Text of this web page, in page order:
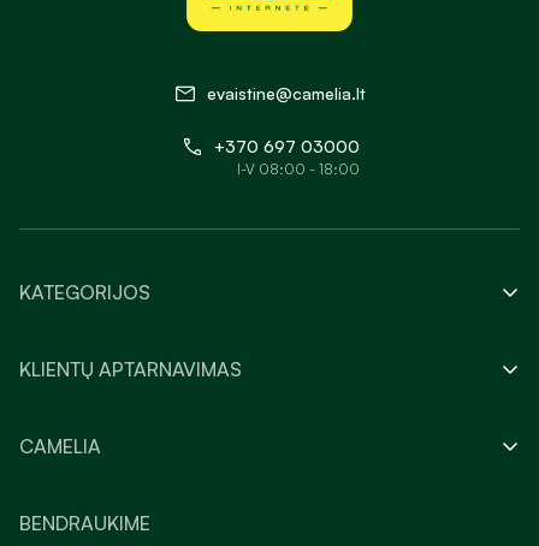
evaistine@camelia.lt
+370 697 03000
I-V 08:00 - 18:00
KATEGORIJOS
KLIENTŲ APTARNAVIMAS
CAMELIA
BENDRAUKIME